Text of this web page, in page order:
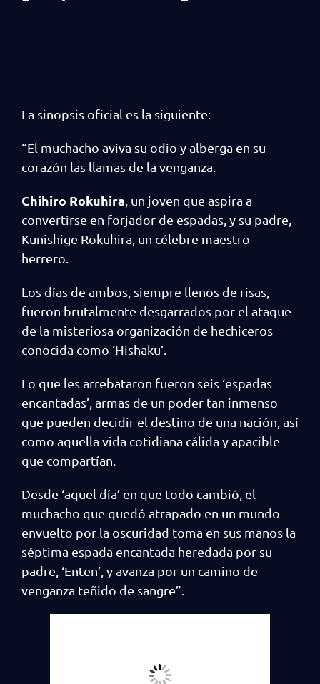
La sinopsis oficial es la siguiente:
“El muchacho aviva su odio y alberga en su
corazón las llamas de la venganza.
Chihiro Rokuhira , un joven que aspira a
convertirse en forjador de espadas, y su padre,
Kunishige Rokuhira, un célebre maestro
herrero.
Los días de ambos, siempre llenos de risas,
fueron brutalmente desgarrados por el ataque
de la misteriosa organización de hechiceros
conocida como ‘Hishaku’.
Lo que les arrebataron fueron seis ‘espadas
encantadas’, armas de un poder tan inmenso
que pueden decidir el destino de una nación, así
como aquella vida cotidiana cálida y apacible
que compartían.
Desde ‘aquel día’ en que todo cambió, el
muchacho que quedó atrapado en un mundo
envuelto por la oscuridad toma en sus manos la
séptima espada encantada heredada por su
padre, ‘Enten’, y avanza por un camino de
venganza teñido de sangre”.